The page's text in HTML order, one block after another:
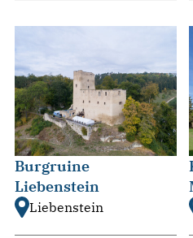
Burgruine
Liebenstein
Liebenstein